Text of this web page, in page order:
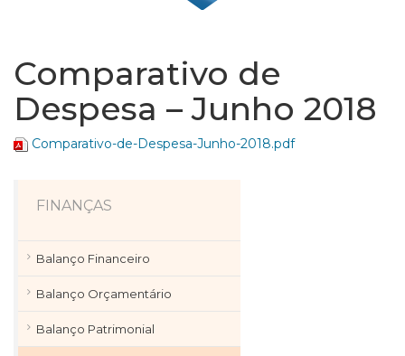
Comparativo de
Despesa – Junho 2018
Comparativo-de-Despesa-Junho-2018.pdf
FINANÇAS
Balanço Financeiro
Balanço Orçamentário
Balanço Patrimonial